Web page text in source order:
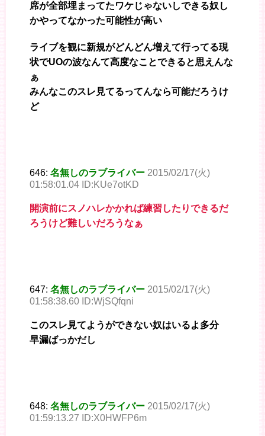
席が全部埋まってたワケじゃないしできる奴し
かやってなかった可能性が高い
ライブを観に新規がどんどん増えて行ってる現
状でUOの波なんて高度なことできると思えんな
ぁ
みんなこのスレ見てるってんなら可能だろうけ
ど
646: 名無しのラブライバー 2015/02/17(火)
01:58:01.04 ID:KUe7otKD
開演前にスノハレかかれば練習したりできるだ
ろうけど難しいだろうなぁ
647: 名無しのラブライバー 2015/02/17(火)
01:58:38.60 ID:WjSQfqni
このスレ見てようができない奴はいるよ多分
早漏ばっかだし
648: 名無しのラブライバー 2015/02/17(火)
01:59:13.27 ID:X0HWFP6m